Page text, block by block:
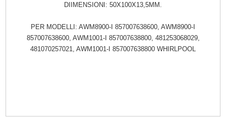
DIIMENSIONI: 50X100X13,5MM.
PER MODELLI: AWM8900-I 857007638600, AWM8900-I
857007638600, AWM1001-I 857007638800, 481253068029,
481070257021, AWM1001-I 857007638800 WHIRLPOOL